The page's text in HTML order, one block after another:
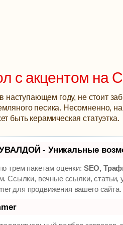
с акцентом на
в наступающем году, не стоит
песика. Несомненно,
быть керамическая статуэтка.
- Уникальные
трем пакетам оценки: SEO,
Ссылки, вечные ссылки, статьи,
для продвижения вашего сайта.